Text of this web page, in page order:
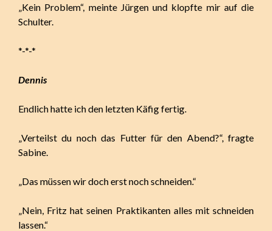
„Kein Problem“, meinte Jürgen und klopfte mir auf die
Schulter.
*-*-*
Dennis
Endlich hatte ich den letzten Käfig fertig.
„Verteilst du noch das Futter für den Abend?“, fragte
Sabine.
„Das müssen wir doch erst noch schneiden.“
„Nein, Fritz hat seinen Praktikanten alles mit schneiden
lassen.“